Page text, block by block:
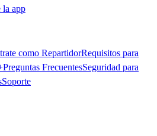
la app
como RepartidorRequisitos para
Preguntas FrecuentesSeguridad para
Soporte